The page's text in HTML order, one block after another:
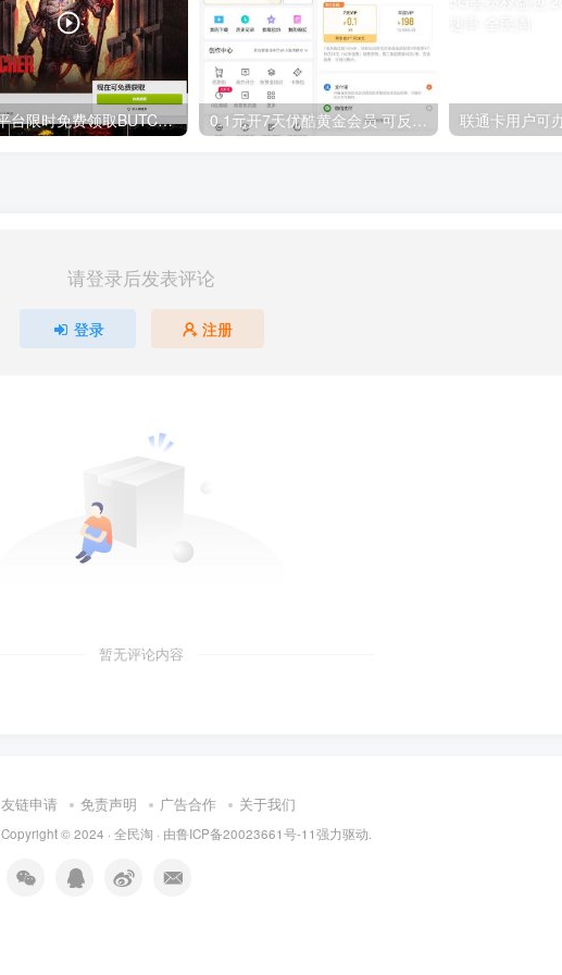
GOG平台限时免费领取BUTCHER（屠夫） 0.1元开7天优酷黄金会员 可反复开通需要关闭自动续费
请登录后发表评论
登录 注册
暂无评论内容
友链申请 免责声明 广告合作 关于我们
Copyright © 2024 · 全民淘 · 由鲁ICP备20023661号-11强力驱动.